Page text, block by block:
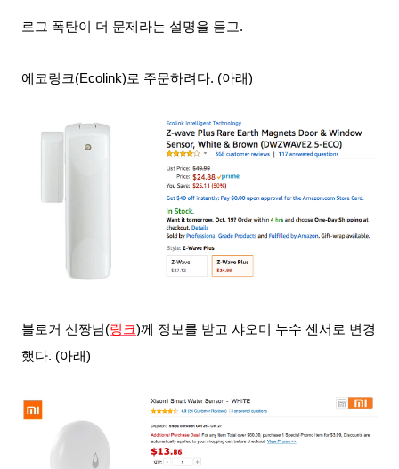
로그 폭탄이 더 문제라는 설명을 듣고.
에코링크(Ecolink)로 주문하려다. (아래)
블로거 신짱님(링크)께 정보를 받고 샤오미 누수 센서로 변경
했다. (아래)